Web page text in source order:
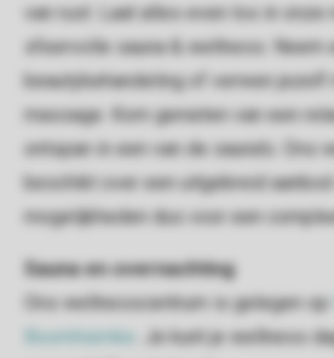
van rust. Laat alles even los in onze
sfeervolle sauna & wellness Neem
beautybehandeling of
verwen jezelf
massage. Komgenieten vaneen
ontspan in een van de sauna's. Ons
beschikt over een uitgebreid aanbod
mogelijkheden dus voor een
Sauna en overnachting
Ons wellnesscentrum is gelegen op
Boomhiemke
Je kunt je wellness